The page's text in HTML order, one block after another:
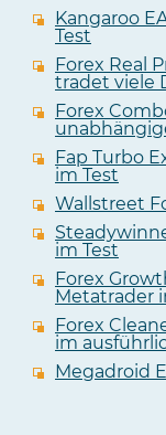
Kangaroo
Test
Forex Real
tradet viele
Forex
Fap Turbo
im Test
Wallstreet
im Test
Forex
Metatrader
Forex
im
Megadroid